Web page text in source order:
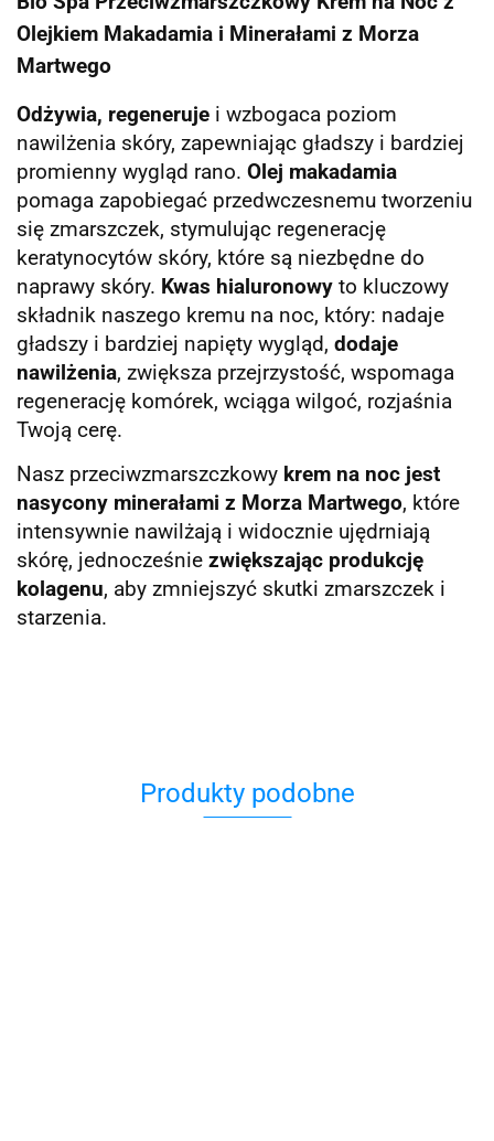
Olejkiem Makadamia i Minerałami z Morza
Martwego
Odżywia, regeneruje i wzbogaca poziom
nawilżenia skóry, zapewniając gładszy i bardziej
promienny wygląd rano. Olej makadamia
pomaga zapobiegać przedwczesnemu tworzeniu
się zmarszczek, stymulując regenerację
keratynocytów skóry, które są niezbędne do
naprawy skóry. Kwas hialuronowy to kluczowy
składnik naszego kremu na noc, który: nadaje
gładszy i bardziej napięty wygląd, dodaje
nawilżenia, zwiększa przejrzystość, wspomaga
regenerację komórek, wciąga wilgoć, rozjaśnia
Twoją cerę.
Nasz przeciwzmarszczkowy krem ​​na noc jest
nasycony minerałami z Morza Martwego, które
intensywnie nawilżają i widocznie ujędrniają
skórę, jednocześnie zwiększając produkcję
kolagenu, aby zmniejszyć skutki zmarszczek i
starzenia.
Produkty podobne